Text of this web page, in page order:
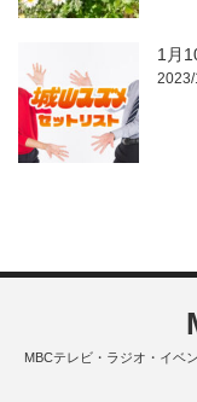
1月
MBCテレビ・ラジオ・イベ